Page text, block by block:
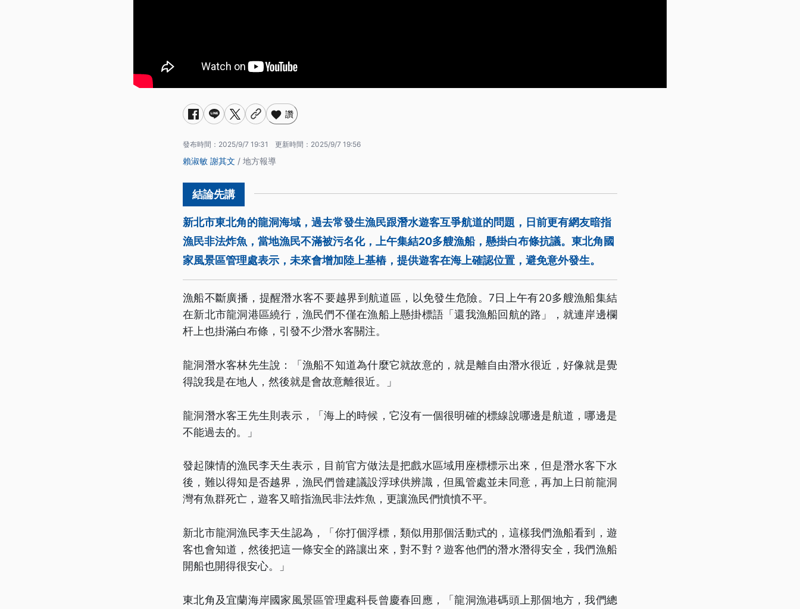
讚
發布時間： 2025/9/7 19:31 更新時間： 2025/9/7 19:56
賴淑敏 謝其文 / 地方報導
新北市東北角的龍洞海域，過去常發生漁民跟潛水遊客互爭航道的問題，日前更有網友暗指
漁民非法炸魚，當地漁民不滿被污名化，上午集結20多艘漁船，懸掛白布條抗議。東北角國
家風景區管理處表示，未來會增加陸上基樁，提供遊客在海上確認位置，避免意外發生。
漁船不斷廣播，提醒潛水客不要越界到航道區，以免發生危險。7日上午有20多艘漁船集結
在新北市龍洞港區繞行，漁民們不僅在漁船上懸掛標語「還我漁船回航的路」，就連岸邊欄
杆上也掛滿白布條，引發不少潛水客關注。
龍洞潛水客林先生說：「漁船不知道為什麼它就故意的，就是離自由潛水很近，好像就是覺
得說我是在地人，然後就是會故意離很近。」
龍洞潛水客王先生則表示，「海上的時候，它沒有一個很明確的標線說哪邊是航道，哪邊是
不能過去的。」
發起陳情的漁民李天生表示，目前官方做法是把戲水區域用座標標示出來，但是潛水客下水
後，難以得知是否越界，漁民們曾建議設浮球供辨識，但風管處並未同意，再加上日前龍洞
灣有魚群死亡，遊客又暗指漁民非法炸魚，更讓漁民們憤憤不平。
新北市龍洞漁民李天生認為，「你打個浮標，類似用那個活動式的，這樣我們漁船看到，遊
客也會知道，然後把這一條安全的路讓出來，對不對？遊客他們的潛水潛得安全，我們漁船
開船也開得很安心。」
東北角及宜蘭海岸國家風景區管理處科長曾慶春回應，「龍洞漁港碼頭上那個地方，我們總